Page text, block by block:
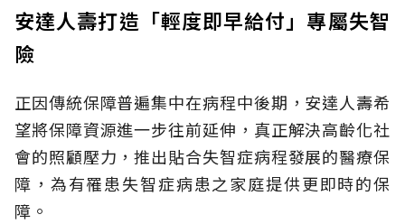
安達人壽打造「輕度即早給付」專屬失智
險
正因傳統保障普遍集中在病程中後期，安達人壽希
望將保障資源進一步往前延伸，真正解決高齡化社
會的照顧壓力，推出貼合失智症病程發展的醫療保
障，為有罹患失智症病患之家庭提供更即時的保
障。